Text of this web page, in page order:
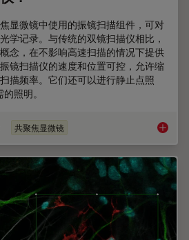
显微镜中使用的振镜扫描组件，可对
学记录。与传统的双镜扫描仪相比，
念，在不影响高速扫描的情况下提供
镜扫描仪的速度和位置可控，允许缩
描频率。它们还可以进行静止点照
照明。
共聚焦显微镜 什么是